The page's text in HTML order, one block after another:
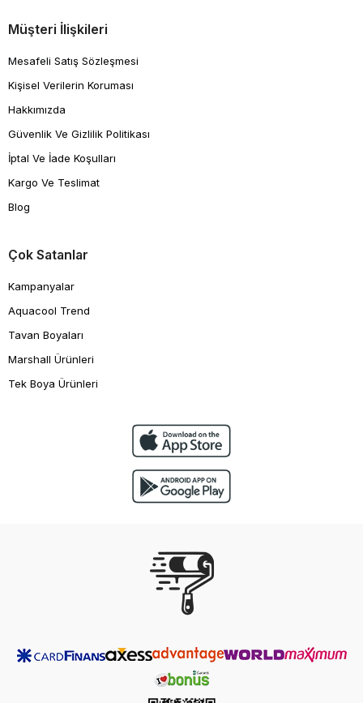
Müşteri İlişkileri
Mesafeli Satış Sözleşmesi
Kişisel Verilerin Koruması
Hakkımızda
Güvenlik Ve Gizlilik Politikası
İptal Ve İade Koşulları
Kargo Ve Teslimat
Blog
Çok Satanlar
Kampanyalar
Aquacool Trend
Tavan Boyaları
Marshall Ürünleri
Tek Boya Ürünleri